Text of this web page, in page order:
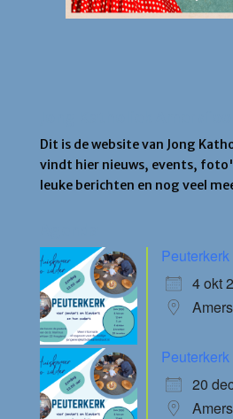
Dit is de website van Jong
vindt hier nieuws, events,
leuke berichten en nog veel
Peuterkerk
4 okt
Peuterkerk
20